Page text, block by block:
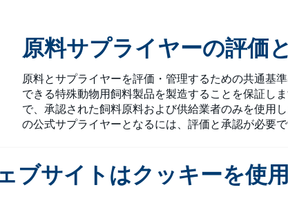
ブサイトはクッキーを使
原料サプライヤーの評価
原料とサプライヤーを評価・管理するための共通基
できる特殊動物用飼料製品を製造することを保証し
で、承認された飼料原料および供給業者のみを使用
の公式サプライヤーとなるには、評価と承認が必要で